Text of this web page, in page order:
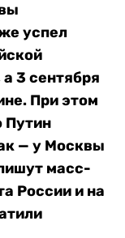
успел
3 сентября
При этом
Путин
— у Москвы
масс-
России и на